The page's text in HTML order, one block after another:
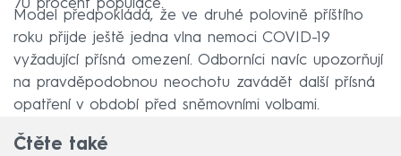
70 procent populace.
Model předpokládá, že ve druhé polovině příštího
roku přijde ještě jedna vlna nemoci COVID-19
vyžadující přísná omezení. Odborníci navíc upozorňují
na pravděpodobnou neochotu zavádět další přísná
opatření v období před sněmovními volbami.
Čtěte také